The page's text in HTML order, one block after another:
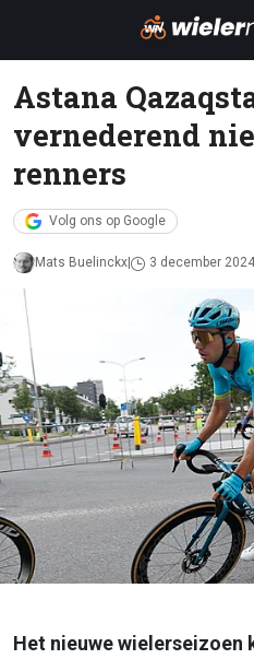
Astana
vernederend
renners
Volg ons op Google
Mats Buelinckx 3 december
Het nieuwe